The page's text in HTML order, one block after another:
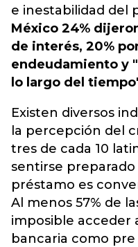
e inestabilidad del
México 24%
de interés, 20%
endeudamiento y
lo largo del tiempo"
Existen diversos
la percepción del
tres de cada 10
sentirse preparado
préstamo es
Al menos 57% de
imposible acceder
bancaria como